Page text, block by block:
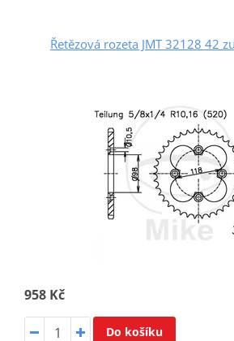
Řetězová rozeta JMT 32128 42
958 Kč
Do košíku